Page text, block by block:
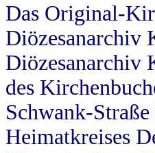
Das Original-
Diözesanarchiv
Diözesanarchiv
des
Schwank-
Heimatkreises